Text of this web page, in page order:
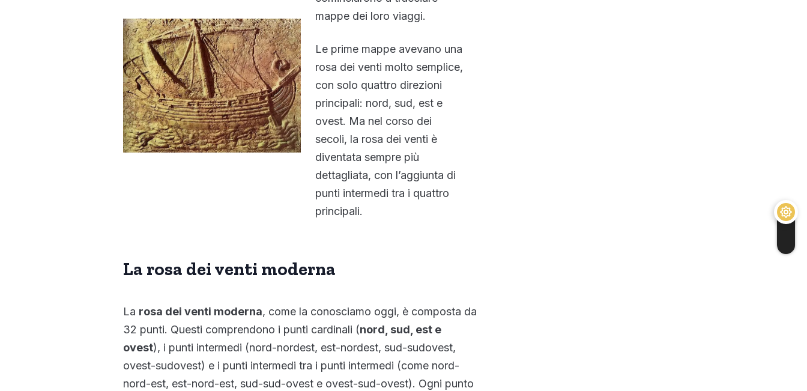
mappe dei loro viaggi.
Le prime mappe avevano una
rosa dei venti molto semplice,
con solo quattro direzioni
principali: nord, sud, est e
ovest. Ma nel corso dei
secoli, la rosa dei venti è
diventata sempre più
dettagliata, con l’aggiunta di
punti intermedi tra i quattro
principali.
La rosa dei venti moderna
La rosa dei venti moderna, come la conosciamo oggi, è composta da
32 punti. Questi comprendono i punti cardinali (nord, sud, est e
ovest), i punti intermedi (nord-nordest, est-nordest, sud-sudovest,
ovest-sudovest) e i punti intermedi tra i punti intermedi (come nord-
nord-est, est-nord-est, sud-sud-ovest e ovest-sud-ovest). Ogni punto